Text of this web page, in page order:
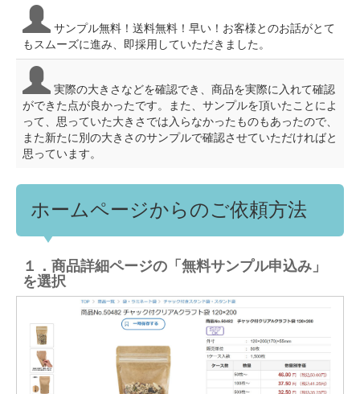
サンプル無料！送料無料！早い！お客様とのお話がとて
もスムーズに進み、即採用していただきました。
実際の大きさなどを確認でき、商品を実際に入れて確認
ができた点が良かったです。また、サンプルを頂いたことによ
って、思っていた大きさでは入らなかったものもあったので、
また新たに別の大きさのサンプルで確認させていただければと
思っています。
ホームページからのご依頼方法
１．商品詳細ページの「無料サンプル申込み」
を選択